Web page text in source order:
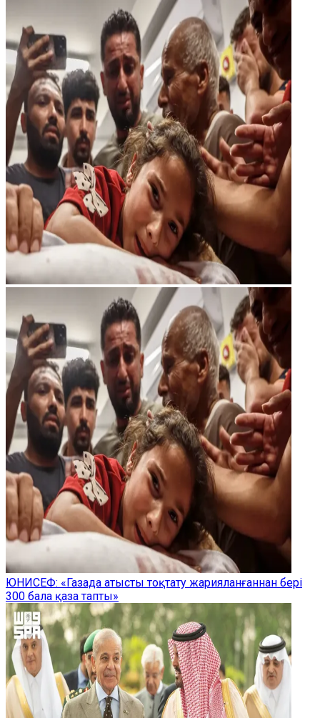
ЮНИСЕФ: «Газада атысты тоқтату жарияланғаннан бері
300 бала қаза тапты»